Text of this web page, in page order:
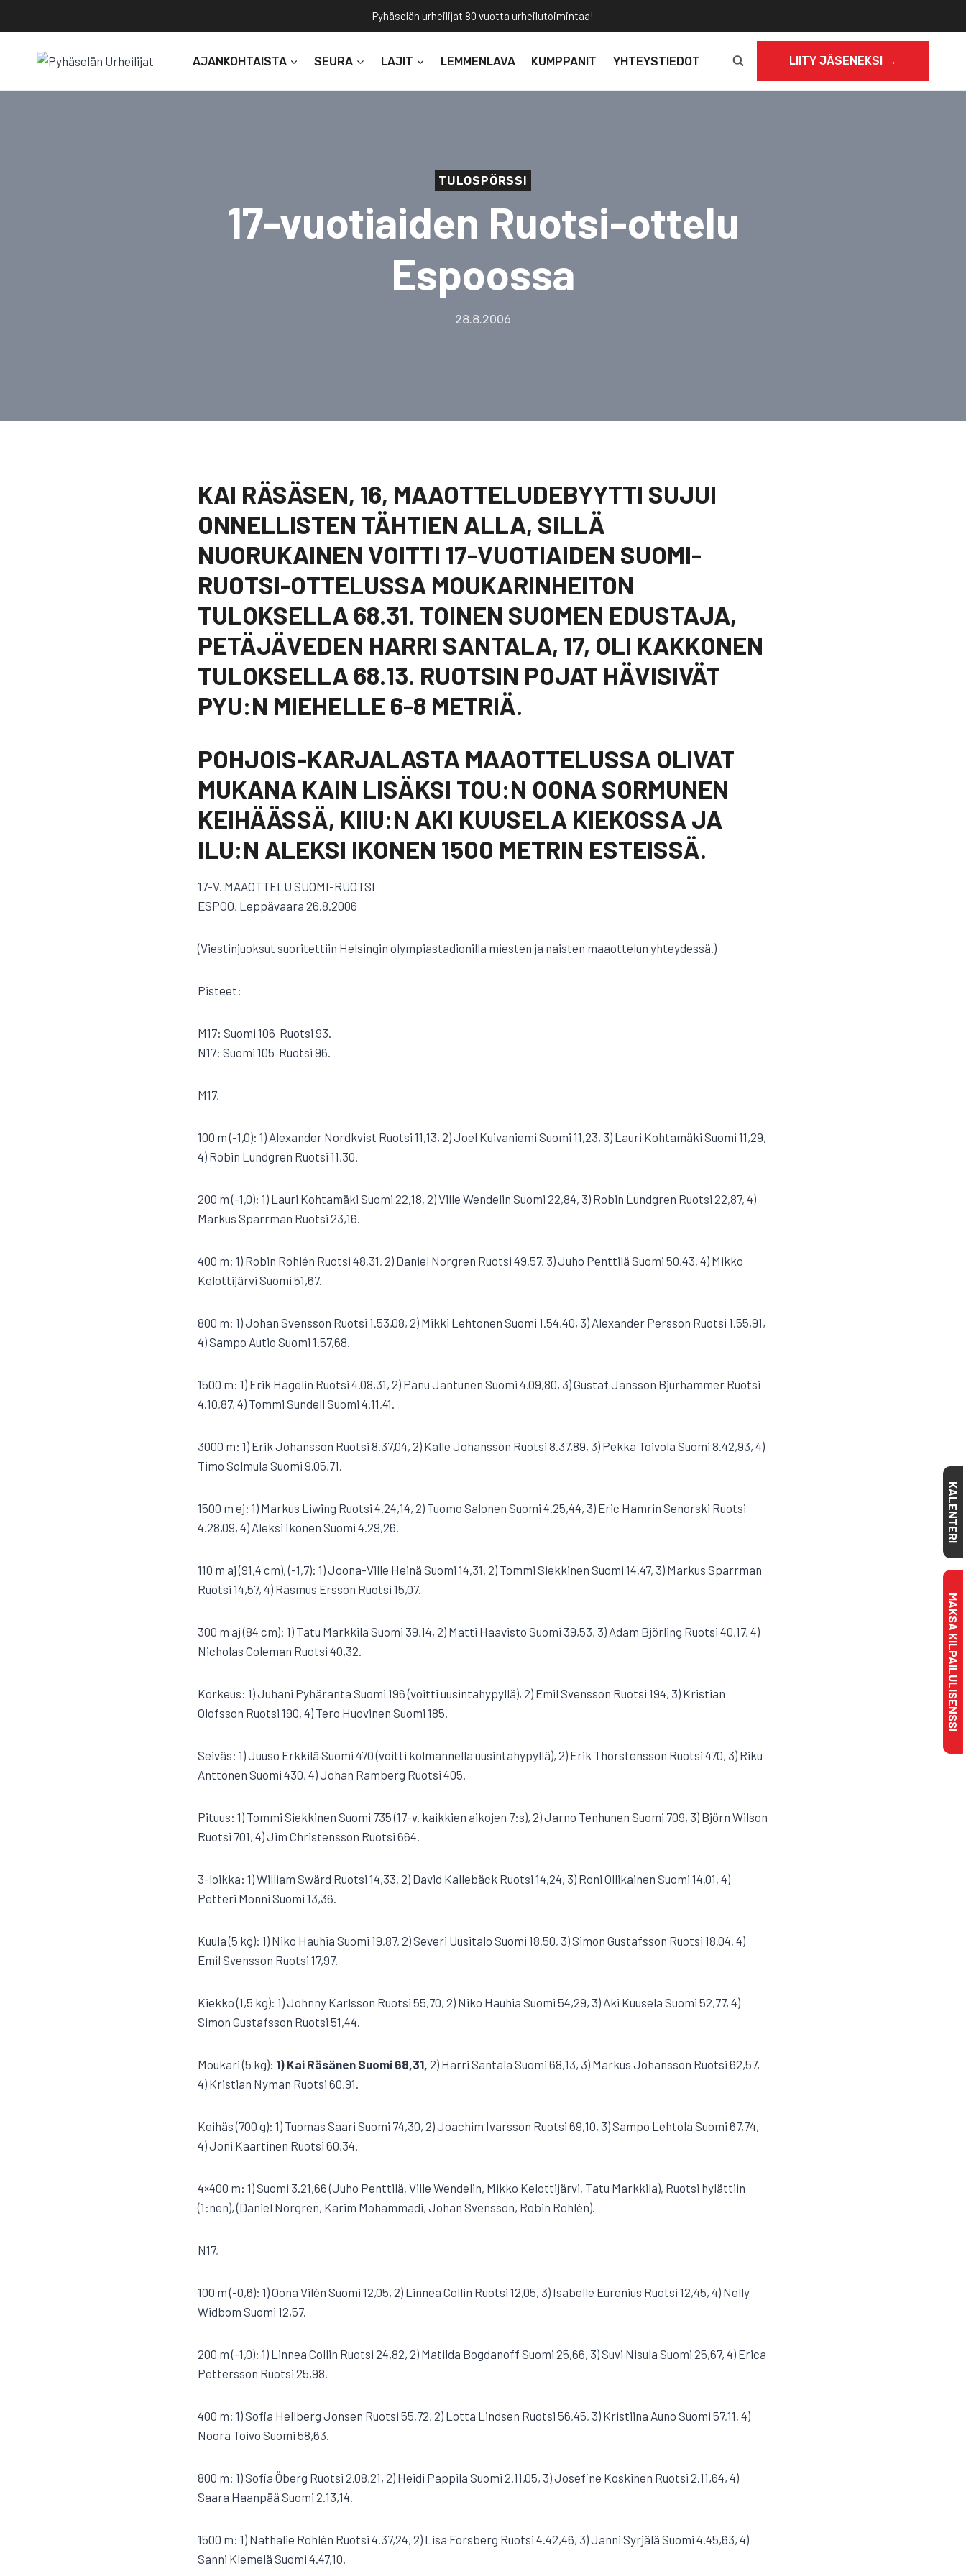
sisältöön
Pyhäselän urheilijat 80 vuotta urheilutoimintaa!
AJANKOHTAISTA SEURA LAJIT LEMMENLAVA KUMPPANIT YHTEYSTIEDOT LIITY JÄSENEKSI →
TULOSPÖRSSI
17-vuotiaiden Ruotsi-ottelu
Espoossa
28.8.2006
KAI RÄSÄSEN, 16, MAAOTTELUDEBYYTTI SUJUI
ONNELLISTEN TÄHTIEN ALLA, SILLÄ
NUORUKAINEN VOITTI 17-VUOTIAIDEN SUOMI-
RUOTSI-OTTELUSSA MOUKARINHEITON
TULOKSELLA 68.31. TOINEN SUOMEN EDUSTAJA,
PETÄJÄVEDEN HARRI SANTALA, 17, OLI KAKKONEN
TULOKSELLA 68.13. RUOTSIN POJAT HÄVISIVÄT
PYU:N MIEHELLE 6-8 METRIÄ.
POHJOIS-KARJALASTA MAAOTTELUSSA OLIVAT
MUKANA KAIN LISÄKSI TOU:N OONA SORMUNEN
KEIHÄÄSSÄ, KIIU:N AKI KUUSELA KIEKOSSA JA
ILU:N ALEKSI IKONEN 1500 METRIN ESTEISSÄ.
17-V. MAAOTTELU SUOMI-RUOTSI
ESPOO, Leppävaara 26.8.2006
(Viestinjuoksut suoritettiin Helsingin olympiastadionilla miesten ja naisten maaottelun yhteydessä.)
Pisteet:
M17: Suomi 106  Ruotsi 93.
N17: Suomi 105  Ruotsi 96.
M17,
100 m (-1,0): 1) Alexander Nordkvist Ruotsi 11,13, 2) Joel Kuivaniemi Suomi 11,23, 3) Lauri Kohtamäki Suomi 11,29,
4) Robin Lundgren Ruotsi 11,30.
200 m (-1,0): 1) Lauri Kohtamäki Suomi 22,18, 2) Ville Wendelin Suomi 22,84, 3) Robin Lundgren Ruotsi 22,87, 4)
Markus Sparrman Ruotsi 23,16.
400 m: 1) Robin Rohlén Ruotsi 48,31, 2) Daniel Norgren Ruotsi 49,57, 3) Juho Penttilä Suomi 50,43, 4) Mikko
Kelottijärvi Suomi 51,67.
800 m: 1) Johan Svensson Ruotsi 1.53,08, 2) Mikki Lehtonen Suomi 1.54,40, 3) Alexander Persson Ruotsi 1.55,91,
4) Sampo Autio Suomi 1.57,68.
1500 m: 1) Erik Hagelin Ruotsi 4.08,31, 2) Panu Jantunen Suomi 4.09,80, 3) Gustaf Jansson Bjurhammer Ruotsi
4.10,87, 4) Tommi Sundell Suomi 4.11,41.
3000 m: 1) Erik Johansson Ruotsi 8.37,04, 2) Kalle Johansson Ruotsi 8.37,89, 3) Pekka Toivola Suomi 8.42,93, 4)
Timo Solmula Suomi 9.05,71.
1500 m ej: 1) Markus Liwing Ruotsi 4.24,14, 2) Tuomo Salonen Suomi 4.25,44, 3) Eric Hamrin Senorski Ruotsi
4.28,09, 4) Aleksi Ikonen Suomi 4.29,26.
110 m aj (91,4 cm), (-1,7): 1) Joona-Ville Heinä Suomi 14,31, 2) Tommi Siekkinen Suomi 14,47, 3) Markus Sparrman
Ruotsi 14,57, 4) Rasmus Ersson Ruotsi 15,07.
300 m aj (84 cm): 1) Tatu Markkila Suomi 39,14, 2) Matti Haavisto Suomi 39,53, 3) Adam Björling Ruotsi 40,17, 4)
Nicholas Coleman Ruotsi 40,32.
Korkeus: 1) Juhani Pyhäranta Suomi 196 (voitti uusintahypyllä), 2) Emil Svensson Ruotsi 194, 3) Kristian
Olofsson Ruotsi 190, 4) Tero Huovinen Suomi 185.
Seiväs: 1) Juuso Erkkilä Suomi 470 (voitti kolmannella uusintahypyllä), 2) Erik Thorstensson Ruotsi 470, 3) Riku
Anttonen Suomi 430, 4) Johan Ramberg Ruotsi 405.
Pituus: 1) Tommi Siekkinen Suomi 735 (17-v. kaikkien aikojen 7:s), 2) Jarno Tenhunen Suomi 709, 3) Björn Wilson
Ruotsi 701, 4) Jim Christensson Ruotsi 664.
3-loikka: 1) William Swärd Ruotsi 14,33, 2) David Kallebäck Ruotsi 14,24, 3) Roni Ollikainen Suomi 14,01, 4)
Petteri Monni Suomi 13,36.
Kuula (5 kg): 1) Niko Hauhia Suomi 19,87, 2) Severi Uusitalo Suomi 18,50, 3) Simon Gustafsson Ruotsi 18,04, 4)
Emil Svensson Ruotsi 17,97.
Kiekko (1,5 kg): 1) Johnny Karlsson Ruotsi 55,70, 2) Niko Hauhia Suomi 54,29, 3) Aki Kuusela Suomi 52,77, 4)
Simon Gustafsson Ruotsi 51,44.
Moukari (5 kg): 1) Kai Räsänen Suomi 68,31, 2) Harri Santala Suomi 68,13, 3) Markus Johansson Ruotsi 62,57,
4) Kristian Nyman Ruotsi 60,91.
Keihäs (700 g): 1) Tuomas Saari Suomi 74,30, 2) Joachim Ivarsson Ruotsi 69,10, 3) Sampo Lehtola Suomi 67,74,
4) Joni Kaartinen Ruotsi 60,34.
4×400 m: 1) Suomi 3.21,66 (Juho Penttilä, Ville Wendelin, Mikko Kelottijärvi, Tatu Markkila), Ruotsi hylättiin
(1:nen), (Daniel Norgren, Karim Mohammadi, Johan Svensson, Robin Rohlén).
N17,
100 m (-0,6): 1) Oona Vilén Suomi 12,05, 2) Linnea Collin Ruotsi 12,05, 3) Isabelle Eurenius Ruotsi 12,45, 4) Nelly
Widbom Suomi 12,57.
200 m (-1,0): 1) Linnea Collin Ruotsi 24,82, 2) Matilda Bogdanoff Suomi 25,66, 3) Suvi Nisula Suomi 25,67, 4) Erica
Pettersson Ruotsi 25,98.
400 m: 1) Sofia Hellberg Jonsen Ruotsi 55,72, 2) Lotta Lindsen Ruotsi 56,45, 3) Kristiina Auno Suomi 57,11, 4)
Noora Toivo Suomi 58,63.
800 m: 1) Sofia Öberg Ruotsi 2.08,21, 2) Heidi Pappila Suomi 2.11,05, 3) Josefine Koskinen Ruotsi 2.11,64, 4)
Saara Haanpää Suomi 2.13,14.
1500 m: 1) Nathalie Rohlén Ruotsi 4.37,24, 2) Lisa Forsberg Ruotsi 4.42,46, 3) Janni Syrjälä Suomi 4.45,63, 4)
Sanni Klemelä Suomi 4.47,10.
KALENTERI
MAKSA KILPAILULISENSSI